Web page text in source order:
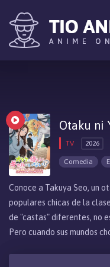
Otaku ni
TV 2026
Comedia
Conoce a Takuya Seo, un
populares chicas de la
de "castas" diferentes, no
Pero cuando sus mundos
se apresura a corregirlo.